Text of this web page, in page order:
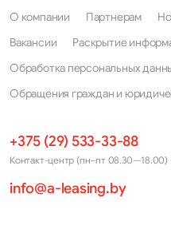
О компании Партнерам
Вакансии
Раскрытие
Обработка персональных
Обращения граждан и
+375 (29) 533-33-88
Контакт-центр (пн–пт 08.30—18.00)
info@a-leasing.by